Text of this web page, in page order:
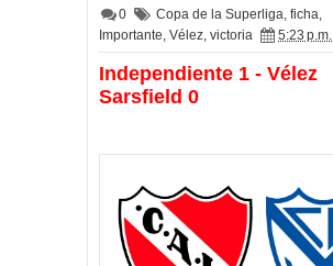
0 Copa de la Superliga, ficha,
Importante, Vélez, victoria 5:23 p.m.
Independiente 1 - Vélez
Sarsfield 0